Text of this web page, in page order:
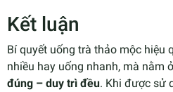
Kết luận
Bí quyết uống trà thảo mộc hiệu
nhiều hay uống nhanh, mà nằm
đúng – duy trì đều. Khi được sử